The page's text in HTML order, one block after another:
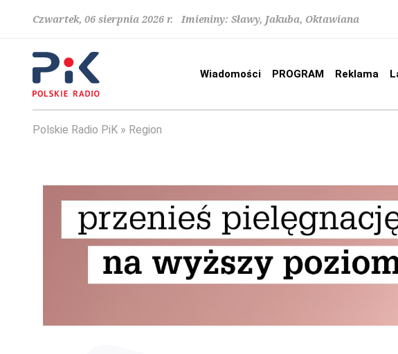
Czwartek, 06 sierpnia 2026 r. Imieniny: Sławy, Jakuba, Oktawiana
Wiadomości PROGRAM Reklama
Polskie Radio PiK Region